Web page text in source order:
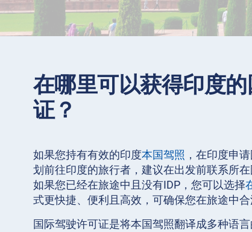
在哪里可以获得印度
证？
如果您持有有效的印度本国驾照 ，在印度申
划前往印度的旅行者，建议在出发前联系所
如果您已经在旅途中且没有IDP，您可以选择
式更快捷、便利且高效，可确保您在旅途中合
国际驾驶许可证是将本国驾照翻译成多种语